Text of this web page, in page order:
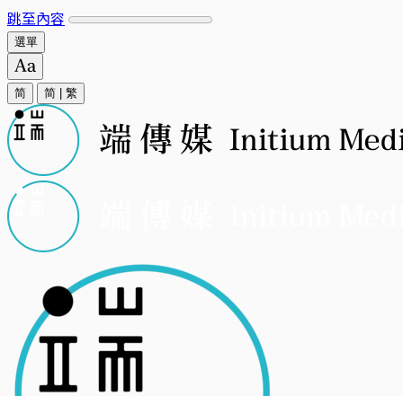
跳至內容
選單
简 简 繁